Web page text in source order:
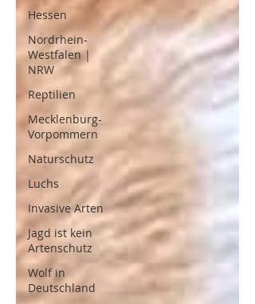
Hessen
Nordrhein-
Westfalen |
NRW
Reptilien
Mecklenburg-
Vorpommern
Naturschutz
Luchs
Invasive Arten
Jagd ist kein
Artenschutz
Wolf in
Deutschland